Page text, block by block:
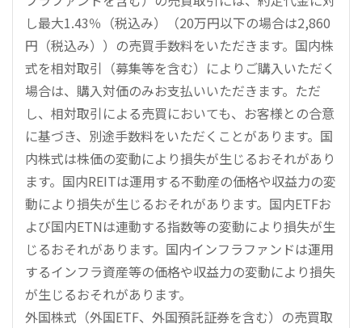
し最大1.43％（税込み）（20万円以下の場合は2,860
円（税込み））の売買手数料をいただきます。国内株
式を相対取引（募集等を含む）によりご購入いただく
場合は、購入対価のみお支払いいただきます。ただ
し、相対取引による売買においても、お客様との合意
に基づき、別途手数料をいただくことがあります。国
内株式は株価の変動により損失が生じるおそれがあり
ます。国内REITは運用する不動産の価格や収益力の変
動により損失が生じるおそれがあります。国内ETFお
よび国内ETNは連動する指数等の変動により損失が生
じるおそれがあります。国内インフラファンドは運用
するインフラ資産等の価格や収益力の変動により損失
が生じるおそれがあります。
外国株式（外国ETF、外国預託証券を含む）の売買取